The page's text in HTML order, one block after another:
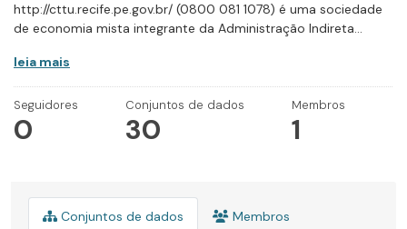
http://cttu.recife.pe.gov.br/ (0800 081 1078) é uma sociedade
de economia mista integrante da Administração Indireta...
leia mais
Seguidores
0
Conjuntos de dados
30
Membros
1
Conjuntos de dados Membros